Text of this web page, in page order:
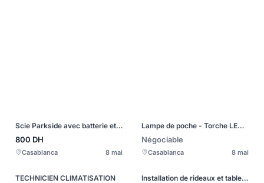
Scie Parkside avec batterie et chargeur
800 DH
Casablanca 8 mai
Lampe de poche - Torche LED Ultra Puissant - Flash
Négociable
Casablanca 8 mai
TECHNICIEN CLIMATISATION Installation de rideaux et tableaux et tous accessoires